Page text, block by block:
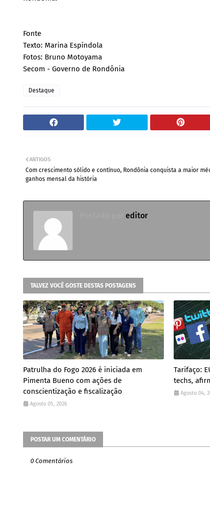
Fonte
Texto: Marina Espíndola
Fotos: Bruno Motoyama
Secom - Governo de Rondônia
Destaque
ANTIGOS
Com crescimento sólido e contínuo, Rondônia conquista a maior
ganhos mensal da história
editor
TALVEZ VOCÊ GOSTE DESTAS POSTAGENS
Patrulha do Fogo 2026 é iniciada em
Pimenta Bueno com ações de
conscientização e fiscalização
Agosto 05, 2026
Tarifaço:
techs,
Agosto 04,
POSTAR UM COMENTÁRIO
0 Comentários